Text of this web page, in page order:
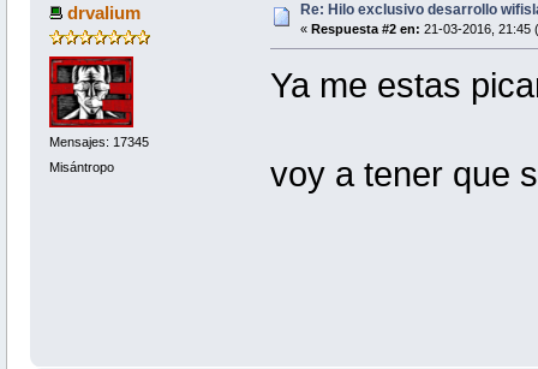
drvalium
Mensajes: 17345
Misántropo
Re: Hilo exclusivo desarrollo
« Respuesta #2 en: 21-03-2016, 21:45
Ya me estas
voy a tener que